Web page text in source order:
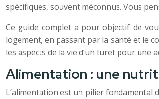
spécifiques, souvent méconnus. Vous
Ce guide complet a pour objectif de
logement, en passant par la santé et le
les aspects de la vie d’un furet pour
Alimentation : une
L’alimentation est un pilier fondamental